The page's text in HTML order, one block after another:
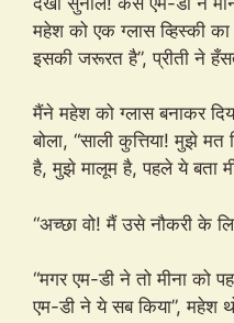
महेश को एक ग्लास व्हिस्की
इसकी जरूरत है”, प्रीती ने
मैंने महेश को ग्लास बनाकर
बोला, “साली कुत्तिया! मुझे
है, मुझे मालूम है, पहले ये बता
“अच्छा वो! मैं उसे नौकरी के
“मगर एम-डी ने तो मीना को
एम-डी ने ये सब किया”, महेश